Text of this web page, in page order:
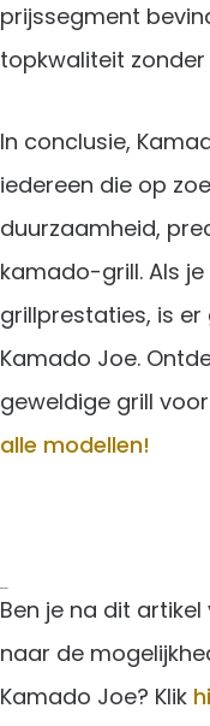
prijssegment
topkwaliteit
In conclusie,
iedereen die op
duurzaamheid,
kamado-grill. Als
grillprestaties, is
Kamado Joe.
geweldige grill
alle modellen!
Contact
Ben je na dit
naar de
Kamado Joe? Klik